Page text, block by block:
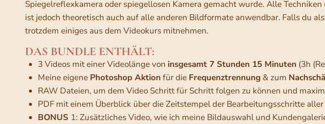
Spiegelreflexkamera oder spiegellosen Kamera gemacht wurde. Alle
ist jedoch theoretisch auch auf alle anderen Bildformate anwendbar. Falls du
trotzdem einiges aus dem Videokurs mitnehmen.
DAS BUNDLE ENTHÄLT:
3 Videos mit einer Videolänge von insgesamt 7 Stunden 15 Minuten (3h
Meine eigene Photoshop Aktion für die Frequenztrennung& zum
RAW Dateien, um dem Video Schritt für Schritt folgen zu können und
PDF mit einem Überblick über die Zeitstempel der Bearbeitungsschritte
BONUS 1: Zusätzliches Video, wie ich meine Bildauswahl und